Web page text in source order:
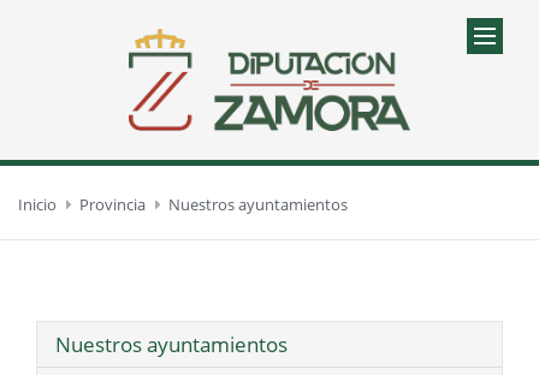
Inicio Provincia Nuestros ayuntamientos
Nuestros ayuntamientos